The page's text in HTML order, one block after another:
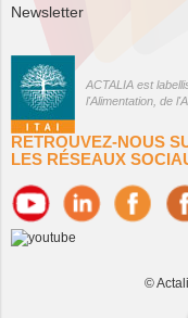
Newsletter
ACTALIA est
l'Alimentation, de
RETROUVEZ-NOUS
LES RÉSEAUX
©